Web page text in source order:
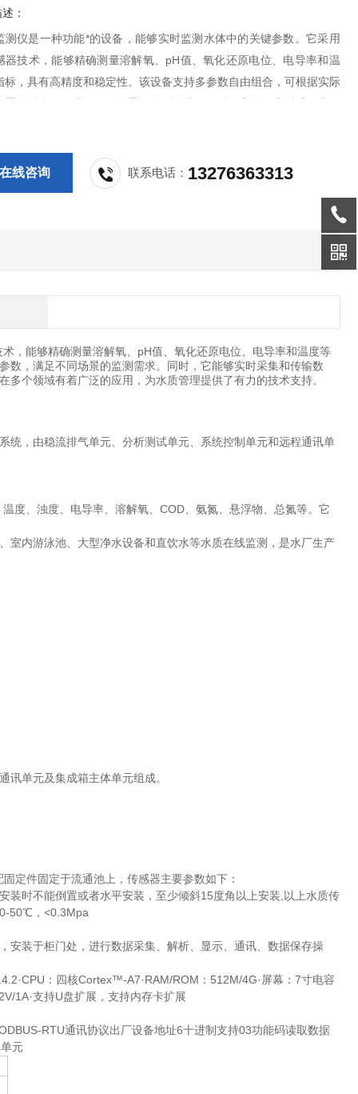
：
测仪是一种功能*的设备，能够实时监测水体中的关键参数。它采用
器技术，能够精确测量溶解氧、pH值、氧化还原电位、电导率和温
标，具有高精度和稳定性。该设备支持多参数自由组合，可根据实际
置监测参数，满足不同场景的监测需求。同时，它能够实时采集和传
线咨询 联系电话： 13276363313
，能够精确测量溶解氧、pH值、氧化还原电位、电导率和温度等
数，满足不同场景的监测需求。同时，它能够实时采集和传输数
在多个领域有着广泛的应用，为水质管理提供了有力的技术支持。
统，由稳流排气单元、分析测试单元、系统控制单元和远程通讯单
度、浊度、电导率、溶解氧、COD、氨氮、悬浮物、总氮等。它
室内游泳池、大型净水设备和直饮水等水质在线监测，是水厂生产
单元及集成箱主体单元组成。
定件固定于流通池上，传感器主要参数如下：
装时不能倒置或者水平安装，至少倾斜15度角以上安装,以上水质传
50℃，<0.3Mpa
安装于柜门处，进行数据采集、解析、显示、通讯、数据保存操
：四核Cortex™-A7·RAM/ROM：512M/4G·屏幕：7寸电容
1A·支持U盘扩展，支持内存卡扩展
RTU通讯协议出厂设备地址6十进制支持03功能码读取数据
元